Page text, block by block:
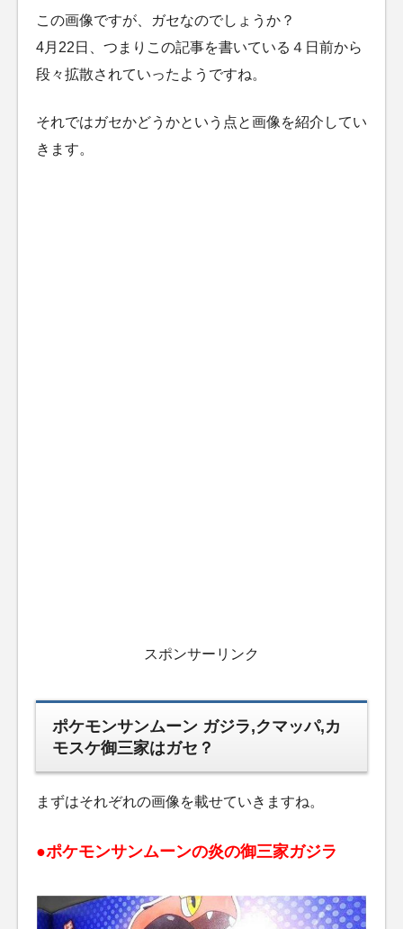
この画像ですが、ガセなのでしょうか？
4月22日、つまりこの記事を書いている４日前から
段々拡散されていったようですね。
それではガセかどうかという点と画像を紹介してい
きます。
スポンサーリンク
ポケモンサンムーン ガジラ,クマッパ,カ
モスケ御三家はガセ？
まずはそれぞれの画像を載せていきますね。
●ポケモンサンムーンの炎の御三家ガジラ